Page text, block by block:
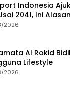
Indonesia
2041, Ini
2026
AI Rokid
Lifestyle
2026